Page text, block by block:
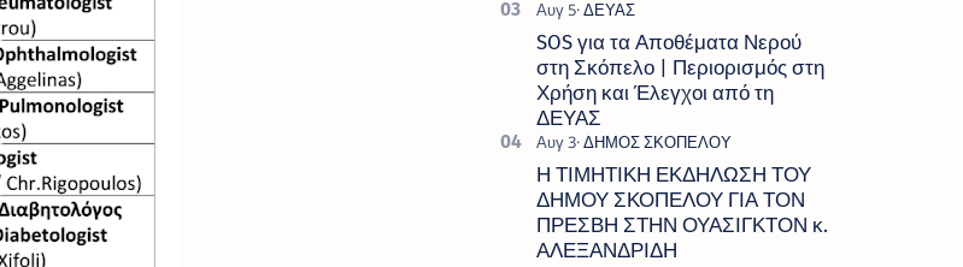
SOS για τα Αποθέματα Νερού
στη Σκόπελο | Περιορισμός στη
Χρήση και Έλεγχοι από τη
ΔΕΥΑΣ
Η ΤΙΜΗΤΙΚΗ ΕΚΔΗΛΩΣΗ ΤΟΥ
ΔΗΜΟΥ ΣΚΟΠΕΛΟΥ ΓΙΑ ΤΟΝ
ΠΡΕΣΒΗ ΣΤΗΝ ΟΥΑΣΙΓΚΤΟΝ κ.
ΑΛΕΞΑΝΔΡΙΔΗ